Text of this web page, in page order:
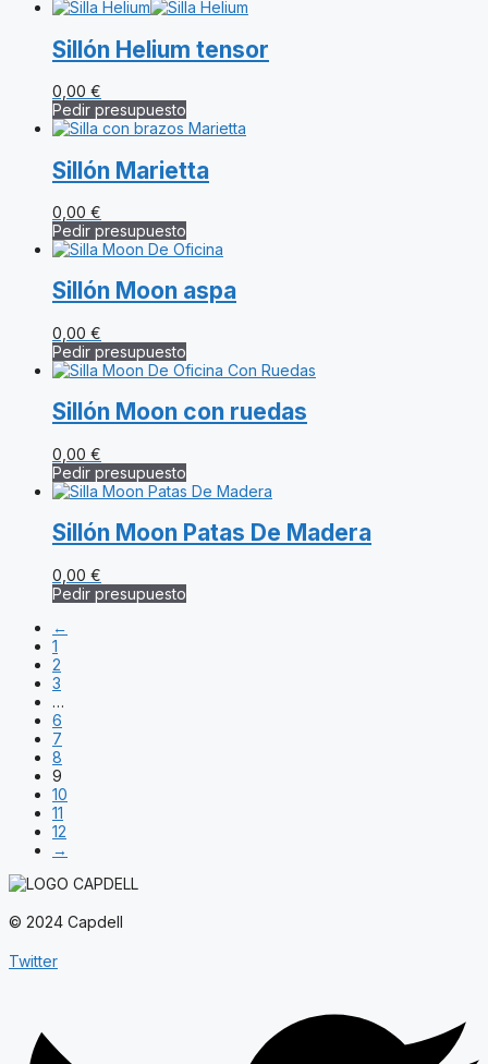
Sillón Helium tensor
0,00 €
Pedir presupuesto
Sillón Marietta
0,00 €
Pedir presupuesto
Sillón Moon aspa
0,00 €
Pedir presupuesto
Sillón Moon con ruedas
0,00 €
Pedir presupuesto
Sillón Moon Patas De Madera
0,00 €
Pedir presupuesto
←
1
2
3
…
6
7
8
9
10
11
12
→
© 2024 Capdell
Twitter